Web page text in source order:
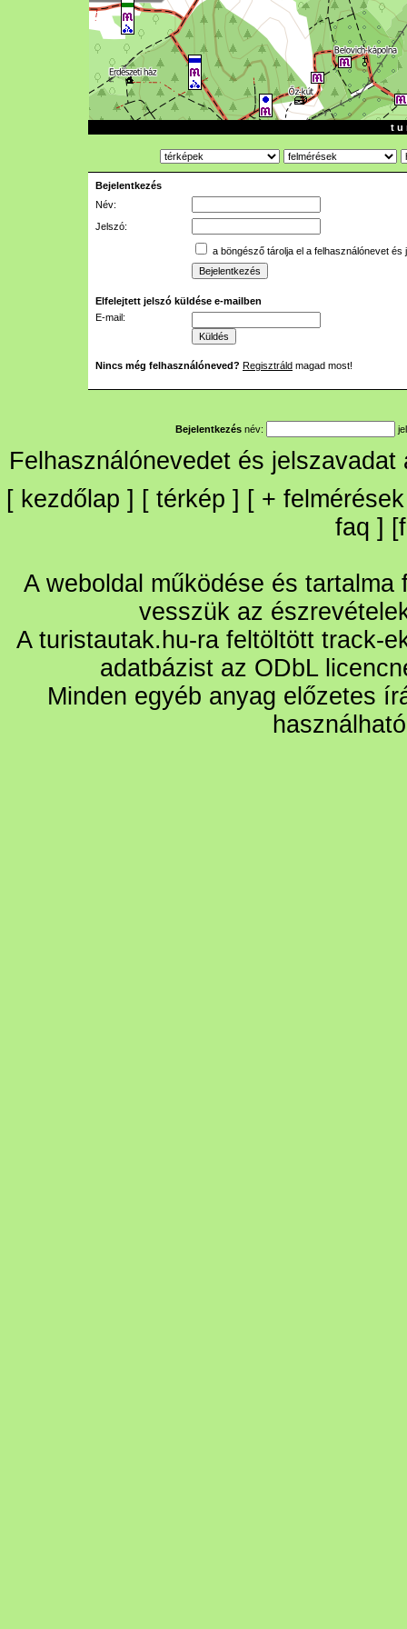
t u
Bejelentkezés
Név:
Jelszó:
a böngésző tárolja el a felhasználónevet és
Elfelejtett jelszó küldése e-mailben
E-mail:
Nincs még felhasználóneved? Regisztráld magad most!
Bejelentkezés név:
Felhasználónevedet és
[ kezdőlap ] [ térkép ] [ + felmérések
faq ] [
A weboldal működése és
vesszük az
A turistautak.hu-ra feltöltött track-
adatbázist az ODbL
Minden egyéb anyag előzetes